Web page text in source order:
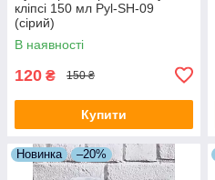
кліпсі 150 мл Pyl-SH-09
(сірий)
В наявності
120 ₴ 150 ₴
Купити
Новинка –20%